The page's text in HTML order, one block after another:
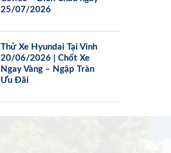
25/07/2026
Thử Xe Hyundai Tại Vinh
20/06/2026 | Chốt Xe
Ngay Vàng – Ngập Tràn
Ưu Đãi